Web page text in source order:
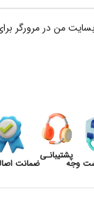
من در مرورگر
وجه
پشتیبانـی
ضمانت